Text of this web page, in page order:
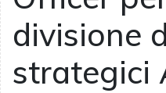
divisione
strategici